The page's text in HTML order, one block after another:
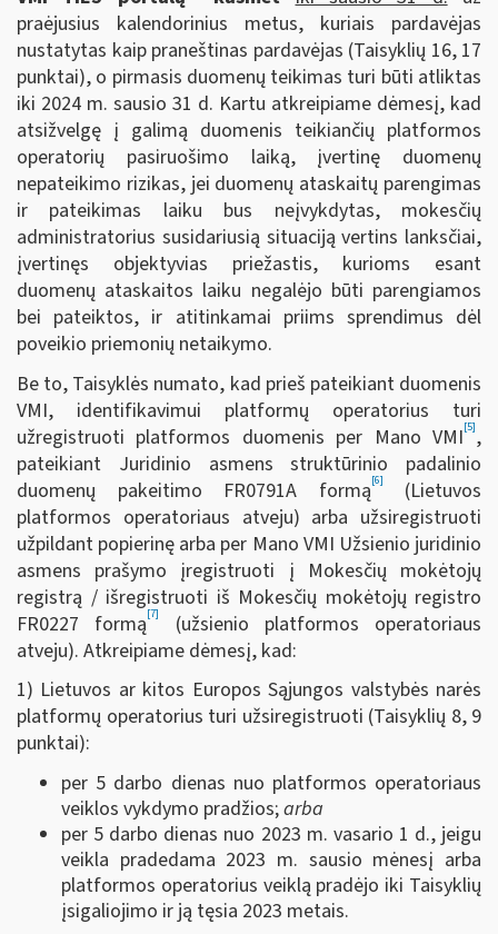
praėjusius kalendorinius metus, kuriais pardavėjas
nustatytas kaip praneštinas pardavėjas (Taisyklių 16, 17
punktai), o pirmasis duomenų teikimas turi būti atliktas
iki 2024 m. sausio 31 d. Kartu atkreipiame dėmesį, kad
atsižvelgę į galimą duomenis teikiančių platformos
operatorių pasiruošimo laiką, įvertinę duomenų
nepateikimo rizikas, jei duomenų ataskaitų parengimas
ir pateikimas laiku bus neįvykdytas, mokesčių
administratorius susidariusią situaciją vertins lanksčiai,
įvertinęs objektyvias priežastis, kurioms esant
duomenų ataskaitos laiku negalėjo būti parengiamos
bei pateiktos, ir atitinkamai priims sprendimus dėl
poveikio priemonių netaikymo.
Be to, Taisyklės numato, kad prieš pateikiant duomenis
VMI, identifikavimui platformų operatorius turi
užregistruoti platformos duomenis per Mano VMI[5],
pateikiant Juridinio asmens struktūrinio padalinio
duomenų pakeitimo FR0791A formą[6]
(Lietuvos
platformos operatoriaus atveju) arba užsiregistruoti
užpildant popierinę arba per Mano VMI Užsienio juridinio
asmens prašymo įregistruoti į Mokesčių mokėtojų
registrą / išregistruoti iš Mokesčių mokėtojų registro
FR0227 formą[7]
(užsienio platformos operatoriaus
atveju). Atkreipiame dėmesį, kad:
1) Lietuvos ar kitos Europos Sąjungos valstybės narės
platformų operatorius turi užsiregistruoti (Taisyklių 8, 9
punktai):
per 5 darbo dienas nuo platformos operatoriaus
veiklos vykdymo pradžios;arba
per 5 darbo dienas nuo 2023 m. vasario 1 d., jeigu
veikla pradedama 2023 m. sausio mėnesį arba
platformos operatorius veiklą pradėjo iki Taisyklių
įsigaliojimo ir ją tęsia 2023 metais.